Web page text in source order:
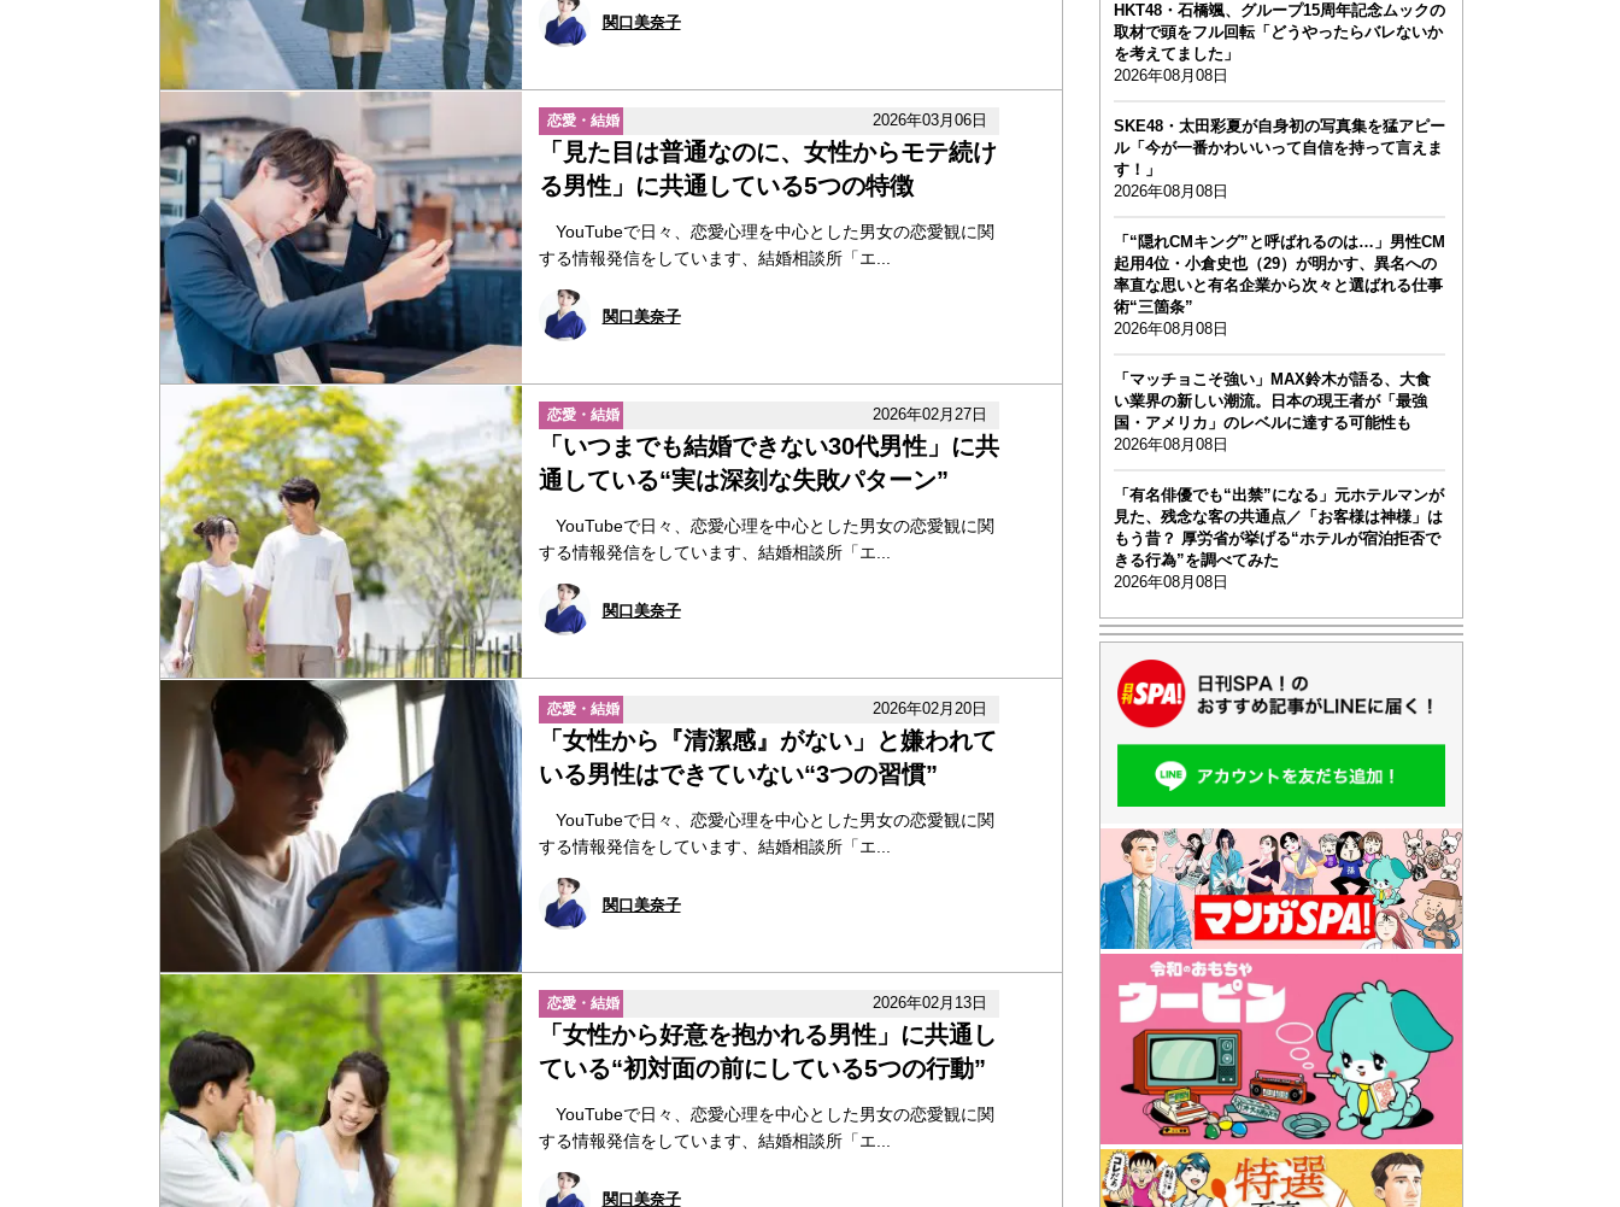
関口美奈子
恋愛・結婚 2026年03月06日
「見た目は普通なのに、女性からモテ続け
る男性」に共通している5つの特徴
YouTubeで日々、恋愛心理を中心とした男女の恋愛観に関
する情報発信をしています、結婚相談所「エ...
関口美奈子
恋愛・結婚 2026年02月27日
「いつまでも結婚できない30代男性」に共
通している“実は深刻な失敗パターン”
YouTubeで日々、恋愛心理を中心とした男女の恋愛観に関
する情報発信をしています、結婚相談所「エ...
関口美奈子
恋愛・結婚 2026年02月20日
「女性から『清潔感』がない」と嫌われて
いる男性はできていない“3つの習慣”
YouTubeで日々、恋愛心理を中心とした男女の恋愛観に関
する情報発信をしています、結婚相談所「エ...
関口美奈子
恋愛・結婚 2026年02月13日
「女性から好意を抱かれる男性」に共通し
ている“初対面の前にしている5つの行動”
YouTubeで日々、恋愛心理を中心とした男女の恋愛観に関
する情報発信をしています、結婚相談所「エ...
関口美奈子
HKT48・石橋颯、グループ15周年記念ムックの
取材で頭をフル回転「どうやったらバレないか
を考えてました」
2026年08月08日
SKE48・太田彩夏が自身初の写真集を猛アピー
ル「今が一番かわいいって自信を持って言えま
す！」
2026年08月08日
「“隠れCMキング”と呼ばれるのは…」男性CM
起用4位・小倉史也（29）が明かす、異名への
率直な思いと有名企業から次々と選ばれる仕事
術“三箇条”
2026年08月08日
「マッチョこそ強い」MAX鈴木が語る、大食
い業界の新しい潮流。日本の現王者が「最強
国・アメリカ」のレベルに達する可能性も
2026年08月08日
「有名俳優でも“出禁”になる」元ホテルマンが
見た、残念な客の共通点／「お客様は神様」は
もう昔？ 厚労省が挙げる“ホテルが宿泊拒否で
きる行為”を調べてみた
2026年08月08日